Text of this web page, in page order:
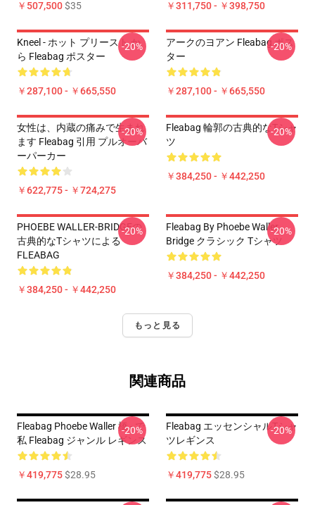
￥507,500$35 ￥311,750 - ￥398,750
Kneel - ホット プリースト か
ら Fleabag ポスター
￥287,100 - ￥665,550
-20%
アークのヨアン Fleabag ポス
ター
￥287,100 - ￥665,550
-20%
女性は、内蔵の痛みで生まれ
ます Fleabag 引用 プルオーバ
ーパーカー
￥622,775 - ￥724,275
-20%
Fleabag 輪郭の古典的なTシャ
ツ
￥384,250 - ￥442,250
-20%
PHOEBE WALLER-BRIDGEの
古典的なTシャツによる
FLEABAG
￥384,250 - ￥442,250
-20%
Fleabag By Phoebe Waller
Bridge クラシック Tシャツ
￥384,250 - ￥442,250
-20%
もっと見る
関連商品
Fleabag Phoebe Waller 橋 - で
私 Fleabag ジャンル レギンス
￥419,775$28.95
-20%
Fleabag エッセンシャルTシャ
ツレギンス
￥419,775$28.95
-20%